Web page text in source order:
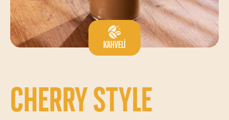
KAHVELI
CHERRY STYLE